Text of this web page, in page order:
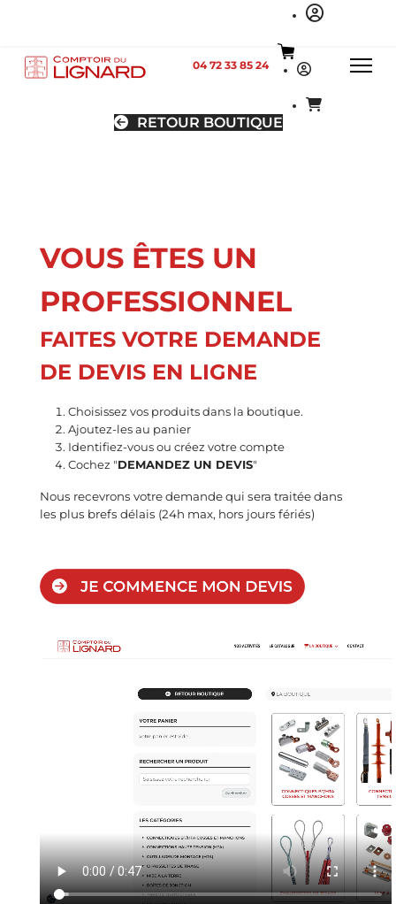
04 72 33 85 24
RETOUR BOUTIQUE
VOUS ÊTES UN
PROFESSIONNEL
FAITES VOTRE DEMANDE
DE DEVIS EN LIGNE
Choisissez vos produits dans la boutique.
Ajoutez-les au panier
Identifiez-vous ou créez votre compte
Cochez "DEMANDEZ UN DEVIS"
Nous recevrons votre demande qui sera traitée dans
les plus brefs délais (24h max, hors jours fériés)